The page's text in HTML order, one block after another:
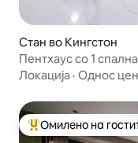
Стан во Кингстон
Пентхаус со 1
базен
Локација · Однос
Меѓу најуспешните
Омилено на